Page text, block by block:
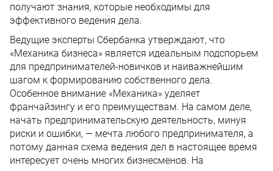
получают знания, которые необходимы для
эффективного ведения дела.
Ведущие эксперты Сбербанка утверждают, что
«Механика бизнеса» является идеальным подспорьем
для предпринимателей-новичков и наиважнейшим
шагом к формированию собственного дела.
Особенное внимание «Механика» уделяет
франчайзингу и его преимуществам. На самом деле,
начать предпринимательскую деятельность, минуя
риски и ошибки, — мечта любого предпринимателя, а
потому данная схема ведения дел в настоящее время
интересует очень многих бизнесменов. На